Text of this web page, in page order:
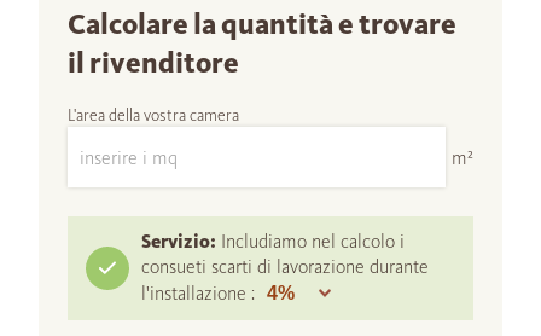
Calcolare la quantità e trovare
il rivenditore
L'area della vostra camera
m²
Servizio: Includiamo nel calcolo i
consueti scarti di lavorazione durante
l'installazione :